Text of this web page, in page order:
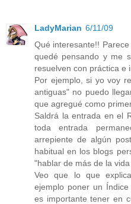
LadyMarian 6/11/09
Qué interesante!!
quedé pensando y me
resuelven con práctica e
Por ejemplo, si yo voy
antiguas" no puedo
que agregué como
Saldrá la entrada en el
toda entrada
arrepiente de algún
habitual en los blogs
"hablar de más de la vida
Veo que lo que
ejemplo poner un
es importante tener en